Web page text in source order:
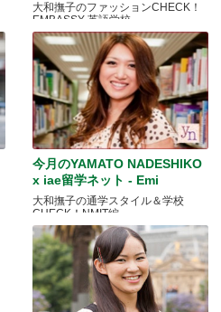
大和撫子のファッションCHECK！
EMBASSY 英語学校
今月のYAMATO NADESHIKO
x iae留学ネット - Emi
大和撫子の通学スタイル＆学校
CHECK！NMIT編